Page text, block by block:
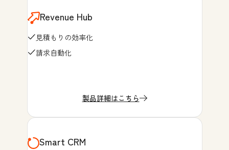
Revenue Hub
見積もりの効率化
請求自動化
製品詳細はこちら
Smart CRM